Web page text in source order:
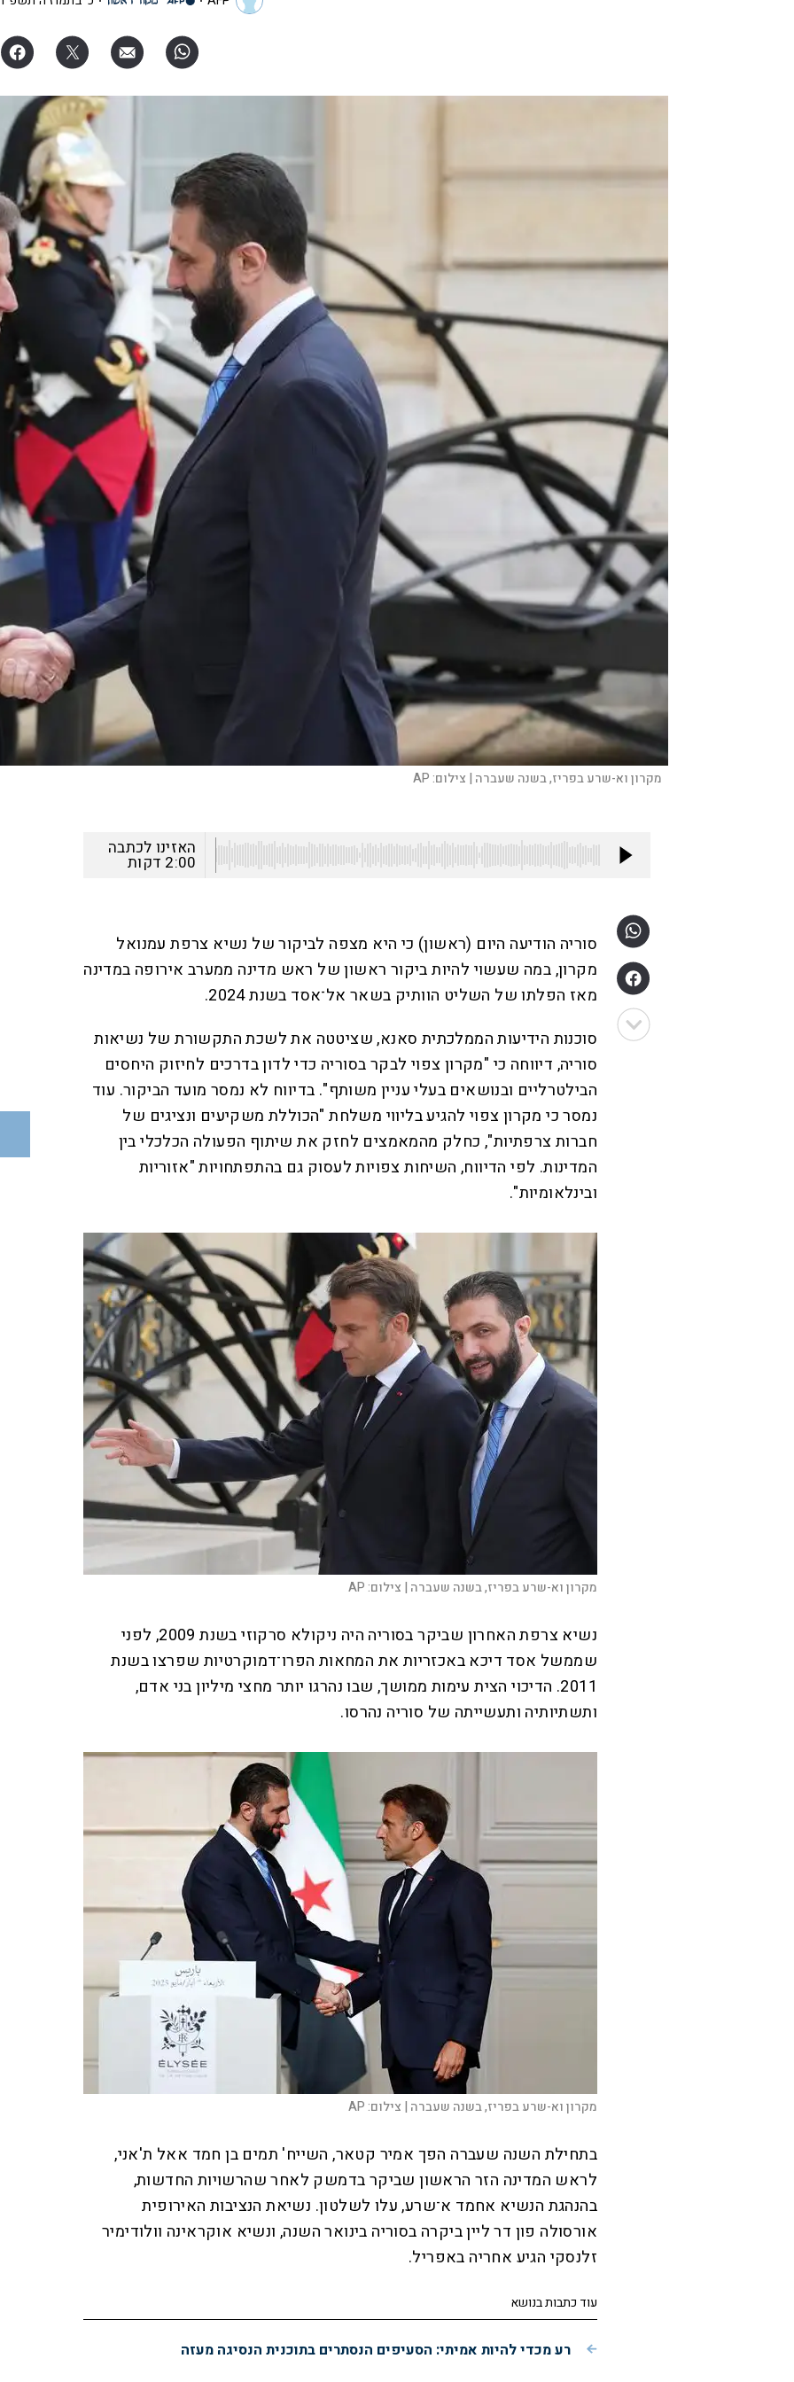
מקרון וא-שרע בפריז, בשנה שעברה | צילום:AP
האזינו לכתבה
2:00 דקות
סוריה הודיעה היום (ראשון) כי היא מצפה לביקור של נשיא צרפת עמנואל
מקרון, במה שעשוי להיות ביקור ראשון של ראש מדינה ממערב אירופה במדינה
מאז הפלתו של השליט הוותיק בשאר אל־אסד בשנת 2024.
סוכנות הידיעות הממלכתית סאנא, שציטטה את לשכת התקשורת של נשיאות
סוריה, דיווחה כי "מקרון צפוי לבקר בסוריה כדי לדון בדרכים לחיזוק היחסים
הבילטרליים ובנושאים בעלי עניין משותף". בדיווח לא נמסר מועד הביקור. עוד
נמסר כי מקרון צפוי להגיע בליווי משלחת "הכוללת משקיעים ונציגים של
חברות צרפתיות", כחלק מהמאמצים לחזק את שיתוף הפעולה הכלכלי בין
המדינות. לפי הדיווח, השיחות צפויות לעסוק גם בהתפתחויות "אזוריות
ובינלאומיות".
מקרון וא-שרע בפריז, בשנה שעברה | צילום:AP
נשיא צרפת האחרון שביקר בסוריה היה ניקולא סרקוזי בשנת 2009, לפני
שממשל אסד דיכא באכזריות את המחאות הפרו־דמוקרטיות שפרצו בשנת
2011. הדיכוי הצית עימות ממושך, שבו נהרגו יותר מחצי מיליון בני אדם,
ותשתיותיה ותעשייתה של סוריה נהרסו.
מקרון וא-שרע בפריז, בשנה שעברה | צילום:AP
בתחילת השנה שעברה הפך אמיר קטאר, השייח' תמים בן חמד אאל ת'אני,
לראש המדינה הזר הראשון שביקר בדמשק לאחר שהרשויות החדשות,
בהנהגת הנשיא אחמד א־שרע, עלו לשלטון. נשיאת הנציבות האירופית
אורסולה פון דר ליין ביקרה בסוריה בינואר השנה, ונשיא אוקראינה וולודימיר
זלנסקי הגיע אחריה באפריל.
עוד כתבות בנושא
רע מכדי להיות אמיתי: הסעיפים הנסתרים בתוכנית הנסיגה מעזה